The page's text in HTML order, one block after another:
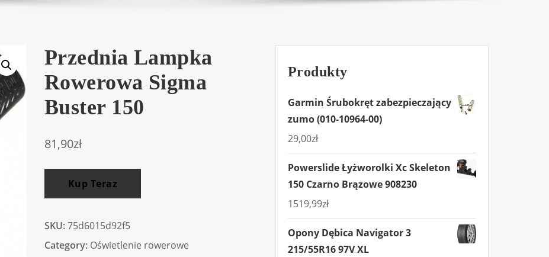
Przednia Lampka
Rowerowa Sigma
Buster 150
81,90zł
Kup Teraz
SKU:75d6015d92f5
Category: Oświetlenie rowerowe
Produkty
Garmin Śrubokręt zabezpieczający
zumo (010-10964-00)
29,00zł
Powerslide Łyżworolki Xc Skeleton
150 Czarno Brązowe 908230
1519,99zł
Opony Dębica Navigator 3
215/55R16 97V XL